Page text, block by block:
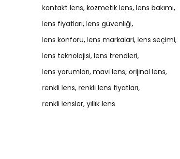
kontakt lens kozmetik lens lens bakımı
lens fiyatları lens güvenliği
lens konforu lens markalari lens seçimi
lens teknolojisi lens trendleri
lens yorumları mavi lens orijinal lens
renkli lens renkli lens fiyatları
renkli lensler yıllık lens